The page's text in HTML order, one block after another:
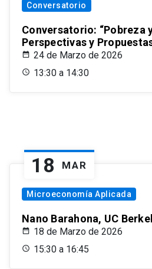
Conversatorio
Conversatorio: “Pobreza
Perspectivas y
24 de Marzo de 2026
13:30 a 14:30
18 MAR
Microeconomía Aplicada
Nano Barahona, UC
18 de Marzo de 2026
15:30 a 16:45